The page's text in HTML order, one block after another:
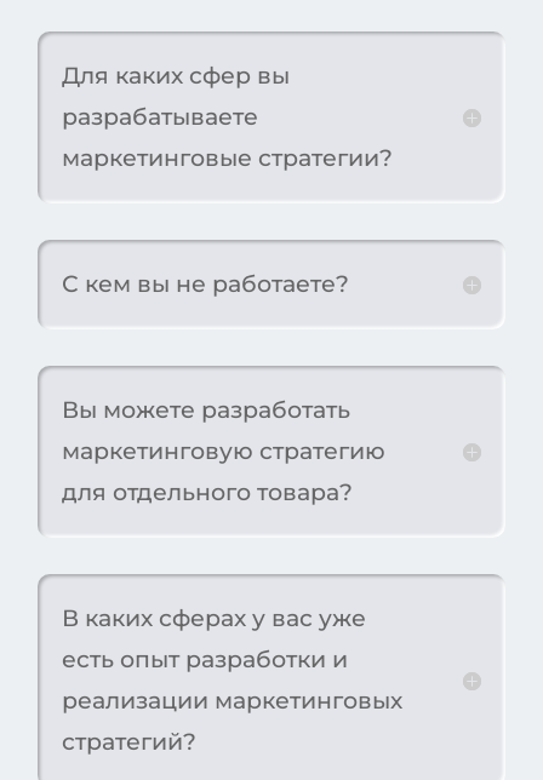
Для каких сфер вы
разрабатываете
маркетинговые стратегии?
С кем вы не работаете?
Вы можете разработать
маркетинговую стратегию
для отдельного товара?
В каких сферах у вас уже
есть опыт разработки и
реализации маркетинговых
стратегий?